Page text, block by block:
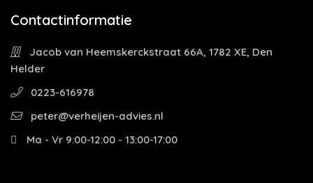
Contactinformatie
Jacob van Heemskerckstraat 66A, 1782 XE, Den
Helder
0223-616978
peter@verheijen-advies.nl
Ma - Vr 9:00-12:00 - 13:00-17:00